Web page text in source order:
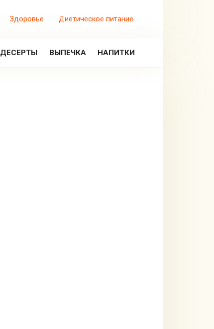
Здоровье Диетическое питание
ДЕСЕРТЫ ВЫПЕЧКА НАПИТКИ